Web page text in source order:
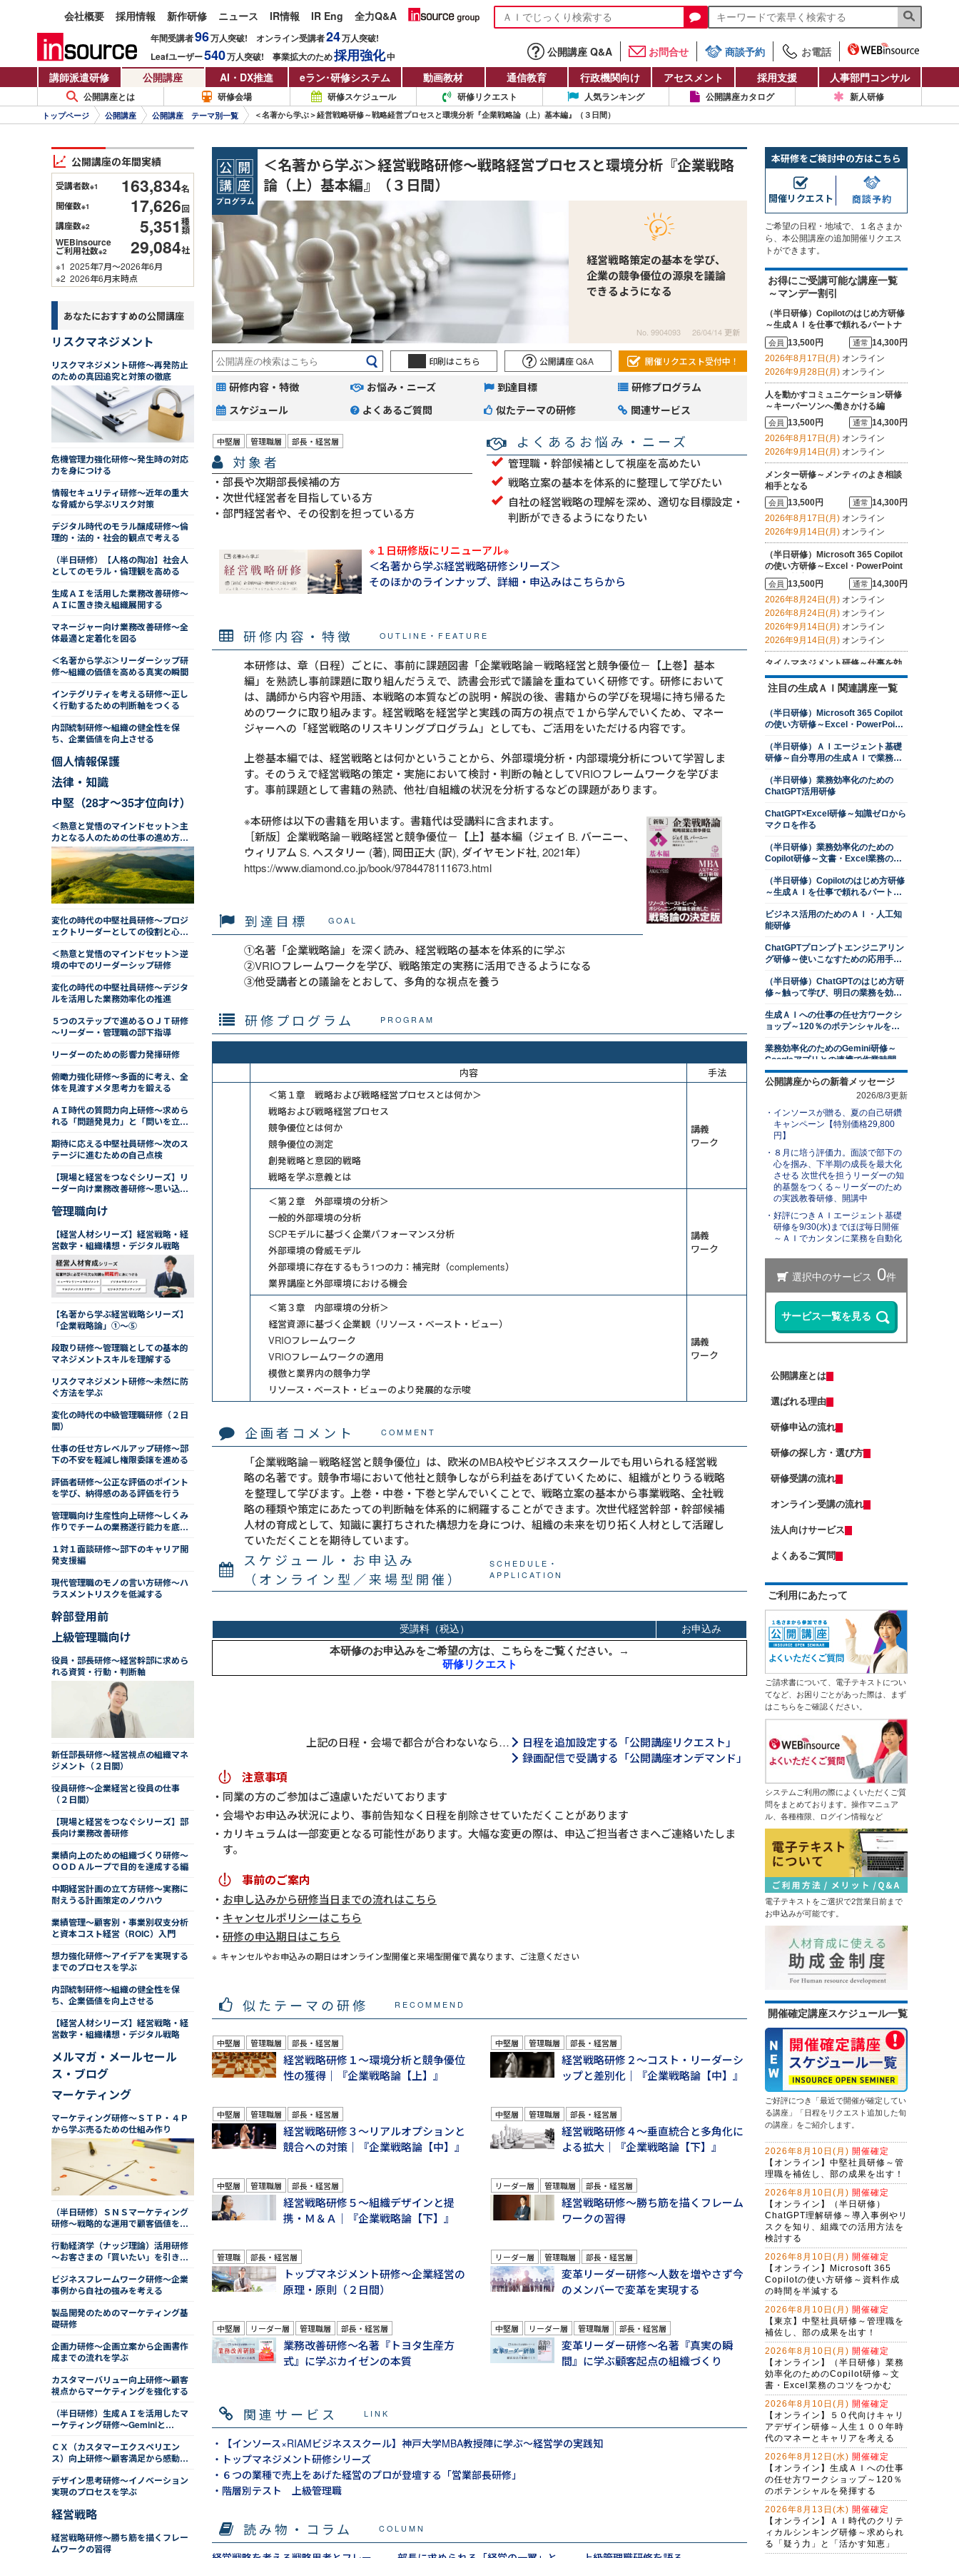
会社概要 採用情報 新作研修 ニュース IR情報 IR Eng 全力Q&A
年間受講者96万人突破! オンライン受講者24万人突破!
Leafユーザー540万人突破! 事業拡大のため採用強化中 公開講座 Q&A お問合せ 商談予約
お電話
講師派遣研修
公開講座 AI・DX推進 eラン・研修システム 動画教材 通信教育 行政機関向け アセスメント 採用支援 人事部門コンサル
公開講座とは 研修会場 研修スケジュール 研修リクエスト 人気ランキング 公開講座カタログ 新人研修
トップページ 公開講座 公開講座 テーマ別一覧 ＜名著から学ぶ＞経営戦略研修～戦略経営プロセスと環境分析『企業戦略論（上）基本編』（３日間）
＜名著から学ぶ＞経営戦略研修～戦略経営プロセスと環境分析『企業戦略
論（上）基本編』（３日間）
経営戦略策定の基本を学び、
企業の競争優位の源泉を議論
できるようになる
No. 9904093 26/04/14 更新
印刷はこちら 公開講座 Q&A 開催リクエスト受付中！
研修内容・特徴 お悩み・ニーズ 到達目標
研修プログラム
スケジュール
よくあるご質問 似たテーマの研修 関連サービス
対象者
中堅層 管理職層 部長・経営層
部長や次期部長候補の方
次世代経営者を目指している方
部門経営者や、その役割を担っている方
よくあるお悩み・ニーズ
管理職・幹部候補として視座を高めたい
戦略立案の基本を体系的に整理して学びたい
自社の経営戦略の理解を深め、適切な目標設定・
判断ができるようになりたい
※１日研修版にリニューアル※
＜名著から学ぶ経営戦略研修シリーズ＞
そのほかのラインナップ、詳細・申込みはこちらから
研修内容・特徴 OUTLINE・FEATURE
本研修は、章（日程）ごとに、事前に課題図書「企業戦略論－戦略経営と競争優位－【上巻】基本
編」を熟読し事前課題に取り組んだうえで、読書会形式で議論を重ねていく研修です。研修において
は、講師から内容や用語、本戦略の本質などの説明・解説の後、書籍からの学びを現場に持ち帰るた
めのワークに取り組みます。経営戦略を経営学と実践の両方の視点で１から学んでいくため、マネー
ジャーへの「経営戦略のリスキリングプログラム」としても、ご活用をいただける内容です。
上巻基本編では、経営戦略とは何かということから、外部環境分析・内部環境分析について学習しま
す。そのうえで経営戦略の策定・実施において検討・判断の軸としてVRIOフレームワークを学びま
す。事前課題として書籍の熟読、他社/自組織の状況を分析するなどの課題があります。
※本研修は以下の書籍を用います。書籍代は受講料に含まれます。
［新版］企業戦略論－戦略経営と競争優位－【上】基本編（ジェイ B. バーニー、
ウィリアム S. ヘスタリー (著), 岡田正大 (訳), ダイヤモンド社, 2021年）
https://www.diamond.co.jp/book/9784478111673.html
到達目標 GOAL
①名著「企業戦略論」を深く読み、経営戦略の基本を体系的に学ぶ
②VRIOフレームワークを学び、戦略策定の実務に活用できるようになる
③他受講者との議論をとおして、多角的な視点を養う
研修プログラム PROGRAM
内容
手法
＜第１章 戦略および戦略経営プロセスとは何か＞
戦略および戦略経営プロセス
競争優位とは何か
競争優位の測定
創発戦略と意図的戦略
戦略を学ぶ意義とは
講義
ワーク
＜第２章 外部環境の分析＞
一般的外部環境の分析
SCPモデルに基づく企業パフォーマンス分析
外部環境の脅威モデル
外部環境に存在するもう1つの力：補完財（complements）
業界講座と外部環境における機会
講義
ワーク
＜第３章 内部環境の分析＞
経営資源に基づく企業観（リソース・ベースト・ビュー）
VRIOフレームワーク
VRIOフレームワークの適用
模倣と業界内の競争力学
リソース・ベースト・ビューのより発展的な示唆
講義
ワーク
企画者コメント COMMENT
「企業戦略論－戦略経営と競争優位」は、欧米のMBA校やビジネススクールでも用いられる経営戦
略の名著です。競争市場において他社と競争しながら利益をあげていくために、組織がとりうる戦略
を整理して学びます。上巻・中巻・下巻と学んでいくことで、戦略立案の基本から事業戦略、全社戦
略の種類や策定にあたっての判断軸を体系的に網羅することができます。次世代経営幹部・幹部候補
人材の育成として、知識に裏打ちされた構想力を身につけ、組織の未来を切り拓く人材として活躍し
ていただくことを期待しています。
スケジュール・お申込み
（オンライン型／来場型開催）
SCHEDULE・
APPLICATION
上記の日程・会場で都合が合わないなら…
日程を追加設定する「公開講座リクエスト」
録画配信で受講する「公開講座オンデマンド」
注意事項
同業の方のご参加はご遠慮いただいております
会場やお申込み状況により、事前告知なく日程を削除させていただくことがあります
カリキュラムは一部変更となる可能性があります。大幅な変更の際は、申込ご担当者さまへご連絡いたしま
す。
事前のご案内
お申し込みから研修当日までの流れはこちら
キャンセルポリシーはこちら
研修の申込期日はこちら
キャンセルやお申込みの期日はオンライン型開催と来場型開催で異なります、ご注意ください
似たテーマの研修 RECOMMEND
中堅層 管理職層 部長・経営層
経営戦略研修１～環境分析と競争優位
性の獲得｜『企業戦略論【上】』
中堅層 管理職層 部長・経営層
経営戦略研修２～コスト・リーダーシ
ップと差別化｜『企業戦略論【中】』
中堅層 管理職層 部長・経営層
経営戦略研修３～リアルオプションと
競合への対策｜『企業戦略論【中】』
中堅層 管理職層 部長・経営層
経営戦略研修４～垂直統合と多角化に
よる拡大｜『企業戦略論【下】』
中堅層 管理職層 部長・経営層
経営戦略研修５～組織デザインと提
携・Ｍ＆Ａ｜『企業戦略論【下】』
リーダー層 管理職層 部長・経営層
経営戦略研修～勝ち筋を描くフレーム
ワークの習得
管理職 部長・経営層
トップマネジメント研修～企業経営の
原理・原則（２日間）
リーダー層 管理職層 部長・経営層
変革リーダー研修～人数を増やさず今
のメンバーで変革を実現する
中堅層 リーダー層 管理職層 部長・経営層
業務改善研修～名著『トヨタ生産方
式』に学ぶカイゼンの本質
中堅層 リーダー層 管理職層 部長・経営層
変革リーダー研修～名著『真実の瞬
間』に学ぶ顧客起点の組織づくり
関連サービス LINK
・【インソース×RIAMビジネススクール】神戸大学MBA教授陣に学ぶ～経営学の実践知
・トップマネジメント研修シリーズ
・６つの業種で売上をあげた経営のプロが登壇する「営業部長研修」
・階層別テスト 上級管理職
読み物・コラム COLUMN
公開講座の年間実績
受講者数※1 163,834名
開催数※1 17,626回
講座数※2 5,351 種
類
WEBinsource
ご利用社数※2 29,084社
※1 2025年7月～2026年6月
※2 2026年6月末時点
あなたにおすすめの公開講座
リスクマネジメント
リスクマネジメント研修～再発防止
のための真因追究と対策の徹底
危機管理力強化研修～発生時の対応
力を身につける
情報セキュリティ研修～近年の重大
な脅威から学ぶリスク対策
デジタル時代のモラル醸成研修～倫
理的・法的・社会的観点で考える
（半日研修）【人格の陶冶】社会人
としてのモラル・倫理観を高める
生成ＡＩを活用した業務改善研修～
ＡＩに置き換え組織展開する
マネージャー向け業務改善研修～全
体最適と定着化を図る
＜名著から学ぶ＞リーダーシップ研
修～組織の価値を高める真実の瞬間
インテグリティを考える研修～正し
く行動するための判断軸をつくる
内部統制研修～組織の健全性を保
ち、企業価値を向上させる
個人情報保護
法律・知識
中堅（28才～35才位向け）
＜熱意と覚悟のマインドセット＞主
力となる人のための仕事の進め方研
修（２日間）
変化の時代の中堅社員研修～プロジ
ェクトリーダーとしての役割と心構
＜熱意と覚悟のマインドセット＞逆
境の中でのリーダーシップ研修
変化の時代の中堅社員研修～デジタ
ルを活用した業務効率化の推進
５つのステップで進めるＯＪＴ研修
～リーダー・管理職の部下指導
リーダーのための影響力発揮研修
俯瞰力強化研修～多面的に考え、全
体を見渡すメタ思考力を鍛える
ＡＩ時代の質問力向上研修～求めら
れる「問題発見力」と「問いを立て
期待に応える中堅社員研修～次のス
テージに進むための自己点検
【現場と経営をつなぐシリーズ】リ
ーダー向け業務改善研修～思い込み
管理職向け
【経営人材シリーズ】経営戦略・経
営数字・組織構想・デジタル戦略
【名著から学ぶ経営戦略シリーズ】
「企業戦略論」①～⑤
段取り研修～管理職としての基本的
マネジメントスキルを理解する
リスクマネジメント研修～未然に防
ぐ方法を学ぶ
変化の時代の中級管理職研修（２日
間）
仕事の任せ方レベルアップ研修～部
下の不安を軽減し権限委譲を進める
評価者研修～公正な評価のポイント
を学び、納得感のある評価を行う
管理職向け生産性向上研修～しくみ
作りでチームの業務遂行能力を底上
１対１面談研修～部下のキャリア開
発支援編
現代管理職のモノの言い方研修～ハ
ラスメントリスクを低減する
幹部登用前
上級管理職向け
役員・部長研修～経営幹部に求めら
れる資質・行動・判断軸
新任部長研修～経営視点の組織マネ
ジメント（２日間）
役員研修～企業経営と役員の仕事
（２日間）
【現場と経営をつなぐシリーズ】部
長向け業務改善研修
業績向上のための組織づくり研修～
ＯＯＤＡループで目的を達成する編
中期経営計画の立て方研修～実務に
耐えうる計画策定のノウハウ
業績管理～顧客別・事業別収支分析
と資本コスト経営（ROIC）入門
想力強化研修～アイデアを実現する
までのプロセスを学ぶ
内部統制研修～組織の健全性を保
ち、企業価値を向上させる
【経営人材シリーズ】経営戦略・経
営数字・組織構想・デジタル戦略
メルマガ・メールセール
ス・ブログ
マーケティング
マーケティング研修～ＳＴＰ・４Ｐ
から学ぶ売るための仕組み作り
（半日研修）ＳＮＳマーケティング
研修～戦略的な運用で顧客価値を高
行動経済学（ナッジ理論）活用研修
～お客さまの「買いたい」を引き出
ビジネスフレームワーク研修～企業
事例から自社の強みを考える
製品開発のためのマーケティング基
礎研修
企画力研修～企画立案から企画書作
成までの流れを学ぶ
カスタマーバリュー向上研修～顧客
視点からマーケティングを強化する
（半日研修）生成ＡＩを活用したマ
ーケティング研修～Geminiと
ＣＸ（カスタマーエクスペリエン
ス）向上研修～顧客満足から感動体
デザイン思考研修～イノベーション
実現のプロセスを学ぶ
経営戦略
経営戦略研修～勝ち筋を描くフレー
ムワークの習得
本研修をご検討中の方はこちら
開催リクエスト 商談予約
ご希望の日程・地域で、１名さまか
ら、本公開講座の追加開催リクエス
トができます。
お得にご受講可能な講座一覧
～マンデー割引
（半日研修）Copilotのはじめ方研修
～生成ＡＩを仕事で頼れるパートナ
ーにする
会員 13,500円 通常 14,300円
2026年8月17日(月) オンライン
2026年9月28日(月) オンライン
人を動かすコミュニケーション研修
～キーパーソンへ働きかける編
会員 13,500円 通常 14,300円
2026年8月17日(月) オンライン
2026年9月14日(月) オンライン
メンター研修～メンティのよき相談
相手となる
会員 13,500円 通常 14,300円
2026年8月17日(月) オンライン
2026年9月14日(月) オンライン
（半日研修）Microsoft 365 Copilot
の使い方研修～Excel・PowerPoint
操作を効率化する
会員 13,500円 通常 14,300円
2026年8月24日(月) オンライン
2026年8月24日(月) オンライン
2026年9月14日(月) オンライン
2026年9月14日(月) オンライン
タイムマネジメント研修～仕事を効
率的に進めるための時間管理を学ぶ
会員 13,500円 通常 14,300円
2026年8月24日(月)
ロジカルシンキング研修
会員 13,500円 通常
14,300円
2026年8月24日(月)オンライン
2026年9月28日(月)オンライン
交渉力向上研修～ネゴシエーション
スキルを上達させる
会員 13,500円
2026年8月24日(月)オンライン
2026年9月28日(月) オンライン
判断力強化研修～８つの観点で意思
決定ができる管理職になる
2026年8月24日(月)オンライン
プレゼンテーション研修～相手を動
会員 13,500円 通常 14,300円
１対１面談研修～部下のキャリア開
会員 13,500円 通常 14,300円
若手社員研修～主体性の発揮
14,300円
2026年8月31日(月)オンライン
修～自他尊重のスタンスで言いにく
いことを伝える
会員 13,500円 通常 14,300円
2026年8月31日(月)オンライン
レジリエンス研修～しなやかにスト
レスと向き合い、回復力を身につけ
会員 13,500円 通常 14,300円
2026年9月7日(月)オンライン
リスクマネジメント研修～未然に防
ぐ方法を学ぶ
会員
14,300円
2026年9月7日(月)オンライン
研修～自分専用の生成ＡＩで業務を
自動化する
2026年9月7日(月)
ネスマナー研修
2026年9月7日(月)オンライン
2026年9月14日(月)
オンライン
票・説明会・入社手続きの流れを押
会員 13,500円
生産性向上研修～仕事の見える化で
ムダなく成果につなげる
会員 13,500円 通常
14,300円
2026年9月7日(月)
オンライン
情報セキュリティマネジメント研修
会員 14,300円 通常 14,300円
2026年9月7日(月)オンライン
中堅社員研修～管理職を補佐し、部
の成果を出す！
会員 13,500円 通常 14,300円
2026年9月7日(月)オンライン
プロジェクトマネジメント基礎研修
会員 13,500円 通常 14,300円
オンライン
はじめての経理実務研修～日次・月
会員 13,500円 通常 14,300円
2026年9月14日(月)オンライン
2026年9月28日(月)
情報セキュリティ研修～身近な事例
から社内リスクを抑制する
13,500円 通常
14,300円
2026年9月14日(月)オンライン
問題解決研修～ビジネス上の問題を
解決する
会員 13,500円 通常 14,300円
2026年9月28日(月)オンライン
注目の生成ＡＩ関連講座一覧
（半日研修）Microsoft 365 Copilot
の使い方研修～Excel・PowerPoint
（半日研修）ＡＩエージェント基礎
研修～自分専用の生成ＡＩで業務を
（半日研修）業務効率化のための
ChatGPT活用研修
ChatGPT×Excel研修～知識ゼロから
マクロを作る
（半日研修）業務効率化のための
Copilot研修～文書・Excel業務のコ
（半日研修）Copilotのはじめ方研修
～生成ＡＩを仕事で頼れるパートナ
ビジネス活用のためのＡＩ・人工知
能研修
ChatGPTプロンプトエンジニアリン
グ研修～使いこなすための応用手法
（半日研修）ChatGPTのはじめ方研
修～触って学び、明日の業務を効率
生成ＡＩへの仕事の任せ方ワークシ
ョップ～120％のポテンシャルを発
業務効率化のためのGemini研修～
Googleアプリとの連携で作業時間を
削減する
（半日研修）ChatGPTを活用した発
ＡＩエージェント基礎研修～自分専
用の生成ＡＩで業務を自動化する
（半日研修）ChatGPT×Excel研修～
身近なExcel業務から始めるＡＩ活用
ChatGPTを活用したビジネス文書研
修～文書作成の新スタンダードを学
生成ＡＩを活用した業務改善研修～
業務を可視化し、ＡＩに置き換え組
織展開する
入事例やリスクを知り、組織での活
用方法を検討する
【ＡＩと働く】研修担当者レベルア
ップ研修～整合性・納得感をＡＩで
担保する
Microsoft 365 Copilotの使い方研修
～資料作成の時間を半減する
ＤＸ推進のための要件定義研修
Excelマクロで始める業務自動化研修
に触れ、業務効率化のマインドを獲
ＡＩエージェント基礎研修～Gemini
で自組織専用のGemを作成する
ChatGPT×Pythonプログラミング研
間）
生成ＡＩ活用研修～リスクを理解し
運用方針を決める
～Excel業務と資料作成の負担を減ら
す
受注獲得のためのＡＩ活用研修～デ
ータ分析からソリューションの導出
まで
生成ＡＩ推進リーダー育成研修～効
果的な業務を選びエージェントを作
成する
（半日研修）デザイン業務内製化の
ための画像生成ＡＩ活用研修
はじめての業務自動化研修～生成Ａ
ＩとPythonで１日１時間を生みだす
ＤＸ推進のための業務改革研修～デ
ジタル活用の視点を持つ
ChatGPT×データ分析研修～ＡＩド
リブンな課題解決
（半日研修）ＡＩ理解研修～人工知
能にできることを知り、正しく活用
する
触って高める生成ＡＩリテラシー研
修～生成ＡＩパスポート取得の１歩
を踏み出す
管理職向け発想力強化ワークショッ
プ～生成ＡＩとＳＦ思考で未来を構
想する
NotebookLM活用研修～生成ＡＩで
スライド作成を自動化する
問合せ対応効率化のためのＡＩエー
ジェント研修～CopilotとExcel編
（２日間）
生成ＡＩを味方にするWebマーケテ
成術～年間6,000件の問合せを獲得す
る、インソース流のWeb開発
（半日研修）営業向け生成ＡＩ活用
研修～提案書作成・Excel作業を効率
化する
初心者限定！GeminiでWeb検索・情
報整理から自業務特化ＡＩ作成まで
学ぶ３日間集中コース
ChatGPT×Excelレベルアップ研修～
マクロ仕様書で、要件定義力を強化
する
（半日研修）ChatGPTによるプログ
ラミング効率化研修～活用事例とプ
ＡＩエージェント開発研修～
LangChainで業務プロセスを改善す
る（２日間）
初心者限定！Copilotで基本操作から
自業務特化ＡＩ作成まで学ぶ３日間
集中コース
生成ＡＩを活用した企画立案ワーク
ショップ～アイデアソンに取り組む
生成AI活用講座・応用編
Claude Cowork実践研修～定型業務
をＡＩに任せる新しい働き方
生成AI活用講座・基礎編
Ｇ検定対策研修～現代に必須のＡＩ
リテラシー（２日間）
アプリを作れる自分になる！生成Ａ
Ｉで仕事を変えるバイブコーディン
グ研修（２日間）
バイブコーディング体験研修～ＡＩ
の力でプログラムを自動作成する
（半日研修）ＡＩ時代の構文リテラ
シー向上研修～アレクサンドラ・ア
ミラーゼ構文で考える
（半日研修）締切を知らせるＡＩ秘
書作成研修～Copilot Studioで業務自
動化
Gemini実践者向け！NotebookLM資
料作成からGem構築まで学ぶ３日間
集中コース
Copilot実践者向け！Excel自動化か
らＡＩエージェント構築まで学ぶ３
日間集中コース
公開講座からの新着メッセージ
2026/8/3更新
インソースが贈る、夏の自己研鑽
キャンペーン【特別価格29,800
円】
８月に培う評価力。面談で部下の
心を掴み、下半期の成長を最大化
させる 次世代を担うリーダーの知
的基盤をつくる～リーダーのため
の実践教養研修、開講中
好評につきＡＩエージェント基礎
研修を9/30(水)までほぼ毎日開催
～ＡＩでカンタンに業務を自動化
公開講座とは
選ばれる理由
研修申込の流れ
研修の探し方・選び方
研修受講の流れ
オンライン受講の流れ
法人向けサービス
よくあるご質問
ご利用にあたって
ご請求書について、電子テキストについ
てなど、お困りごとがあった際は、まず
はこちらをご確認ください。
システムご利用の際によくいただくご質
問をまとめております。操作マニュア
ル、各種権限、ログイン情報など
電子テキストをご選択で2営業日前まで
お申込みが可能です。
開催確定講座スケジュール一覧
ご好評につき「最近で開催が確定してい
る講座」「日程をリクエスト追加した旬
の講座」をご紹介します。
2026年8月10日(月) 開催確定
【オンライン】中堅社員研修～管
理職を補佐し、部の成果を出す！
2026年8月10日(月) 開催確定
【オンライン】（半日研修）
ChatGPT理解研修～導入事例やリ
スクを知り、組織での活用方法を
検討する
2026年8月10日(月) 開催確定
【オンライン】Microsoft 365
Copilotの使い方研修～資料作成
の時間を半減する
2026年8月10日(月) 開催確定
【東京】中堅社員研修～管理職を
補佐し、部の成果を出す！
2026年8月10日(月) 開催確定
【オンライン】（半日研修）業務
効率化のためのCopilot研修～文
書・Excel業務のコツをつかむ
2026年8月10日(月) 開催確定
【オンライン】５０代向けキャリ
アデザイン研修～人生１００年時
代のマネーとキャリアを考える
2026年8月12日(水) 開催確定
【オンライン】生成ＡＩへの仕事
の任せ方ワークショップ～120％
のポテンシャルを発揮する
2026年8月13日(木) 開催確定
【オンライン】ＡＩ時代のクリテ
ィカルシンキング研修～求められ
る「疑う力」と「活かす知恵」